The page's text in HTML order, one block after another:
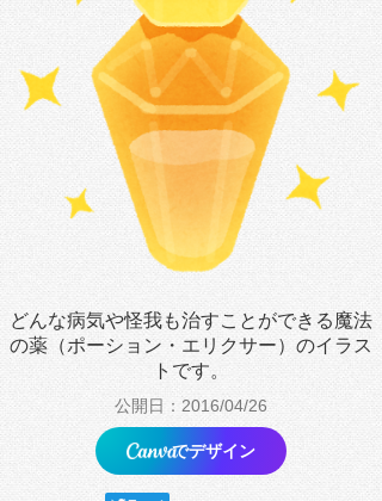
どんな病気や怪我も治すことができる魔法
の薬（ポーション・エリクサー）のイラス
トです。
公開日：2016/04/26
でデザイン